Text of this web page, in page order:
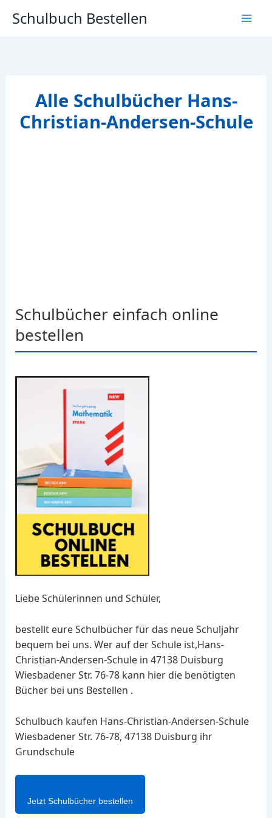
InhaltSchulbuch Bestellen
Alle Schulbücher Hans-
Christian-Andersen-Schule
Schulbücher einfach online
bestellen
Liebe Schülerinnen und Schüler,
bestellt eure Schulbücher für das neue Schuljahr
bequem bei uns. Wer auf der Schule ist,Hans-
Christian-Andersen-Schule in 47138 Duisburg
Wiesbadener Str. 76-78 kann hier die benötigten
Bücher bei uns Bestellen .
Schulbuch kaufen Hans-Christian-Andersen-Schule
Wiesbadener Str. 76-78, 47138 Duisburg ihr
Grundschule
Jetzt Schulbücher bestellen